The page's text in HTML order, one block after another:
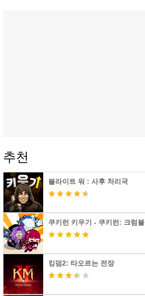
추천
블라이트 워 : 사후 처리국
쿠키런 키우기 - 쿠키런: 크럼블
킹덤2: 타오르는 전장